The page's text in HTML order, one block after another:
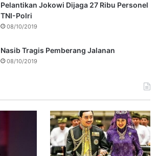
Pelantikan Jokowi Dijaga 27 Ribu Personel
TNI-Polri
08/10/2019
Nasib Tragis Pemberang Jalanan
08/10/2019